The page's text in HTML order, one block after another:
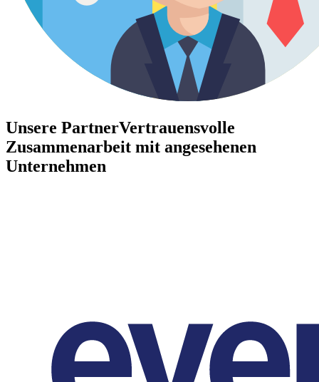
Unsere PartnerVertrauensvolle
Zusammenarbeit mit angesehenen
Unternehmen